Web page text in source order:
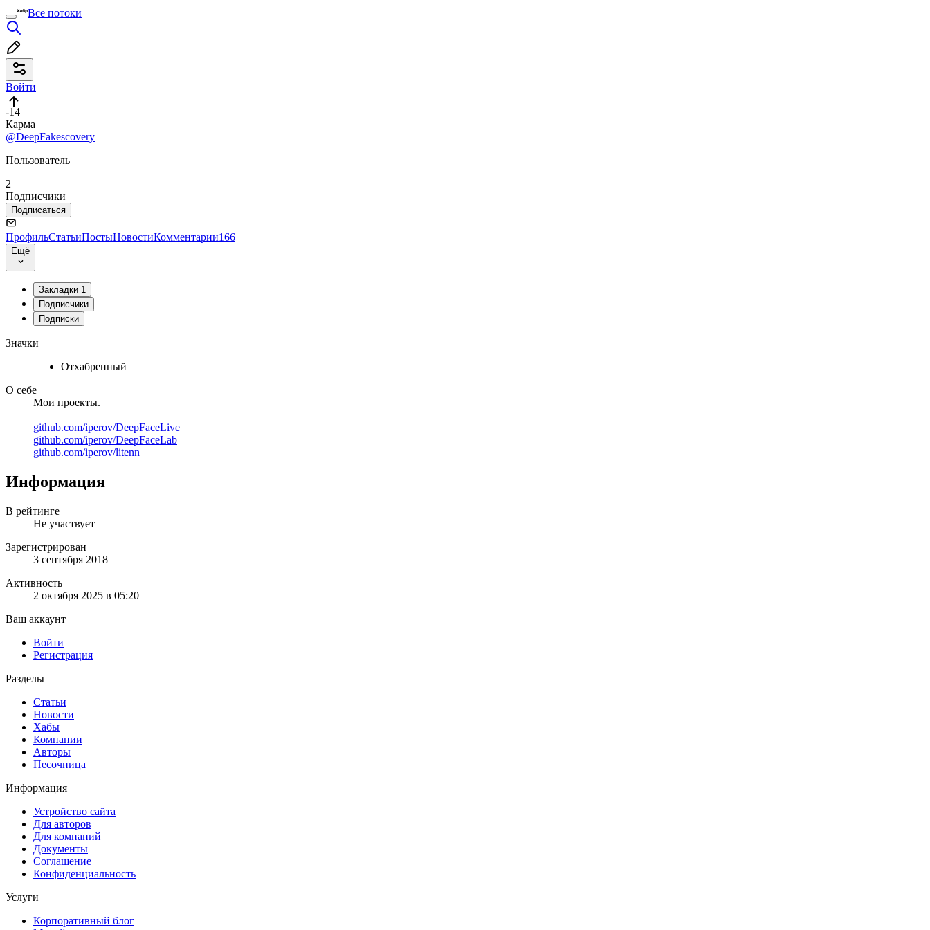
Все потоки
Войти
-14
Карма
@DeepFakescovery
Пользователь
2
Подписчики
Подписаться
ПрофильСтатьиПостыНовостиКомментарии166
Ещё
Закладки 1
Подписчики
Подписки
Значки
Отхабренный
О себе
Мои проекты.
github.com/iperov/DeepFaceLive
github.com/iperov/DeepFaceLab
github.com/iperov/litenn
Информация
В рейтинге
Не участвует
Зарегистрирован
3 сентября 2018
Активность
2 октября 2025 в 05:20
Ваш аккаунт
Войти
Регистрация
Разделы
Статьи
Новости
Хабы
Компании
Авторы
Песочница
Информация
Устройство сайта
Для авторов
Для компаний
Документы
Соглашение
Конфиденциальность
Услуги
Корпоративный блог